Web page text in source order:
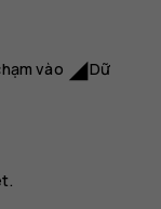
vào network_cellDữ
.